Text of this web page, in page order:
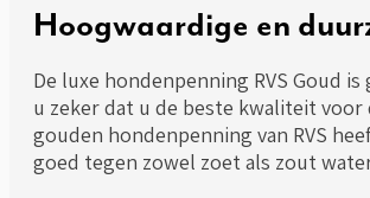
Hoogwaardige en
De luxe hondenpenning RVS Goud
u zeker dat u de beste kwaliteit voor
gouden hondenpenning van RVS
goed tegen zowel zoet als zout